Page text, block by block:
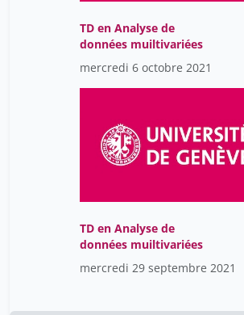
TD en Analyse de
données muiltivariées
mercredi 6 octobre 2021
TD en Analyse de
données muiltivariées
mercredi 29 septembre 2021